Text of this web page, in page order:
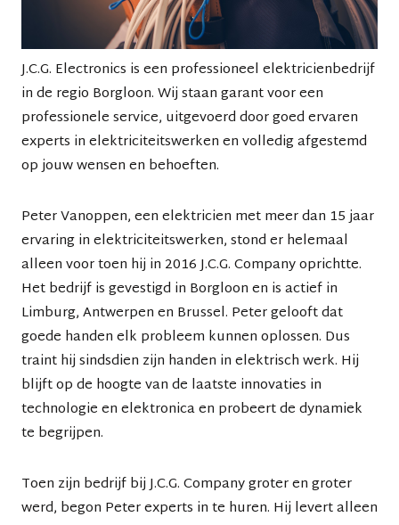
J.C.G. Electronics is een professioneel elektricienbedrijf
in de regio Borgloon. Wij staan garant voor een
professionele service, uitgevoerd door goed ervaren
experts in elektriciteitswerken en volledig afgestemd
op jouw wensen en behoeften.
Peter Vanoppen, een elektricien met meer dan 15 jaar
ervaring in elektriciteitswerken, stond er helemaal
alleen voor toen hij in 2016 J.C.G. Company oprichtte.
Het bedrijf is gevestigd in Borgloonen is actief in
Limburg,Antwerpenen Brussel. Peter gelooft dat
goede handen elk probleem kunnen oplossen. Dus
traint hij sindsdien zijn handen in elektrisch werk. Hij
blijft op de hoogte van de laatste innovaties in
technologie en elektronica en probeert de dynamiek
te begrijpen.
Toen zijn bedrijf bijJ.C.G. Companygroter en groter
werd, begon Peter experts in te huren. Hij levert alleen